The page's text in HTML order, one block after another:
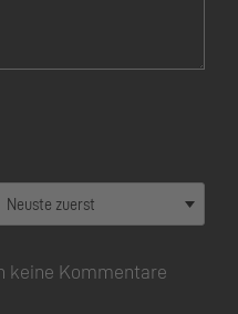
keine Kommentare